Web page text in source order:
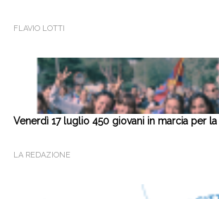
FLAVIO LOTTI
Venerdì 17 luglio 450 giovani in marcia per la
LA REDAZIONE